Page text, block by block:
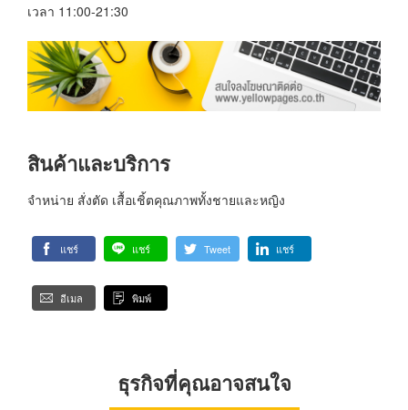
เวลา 11:00-21:30
สินค้าและบริการ
จำหน่าย สั่งตัด เสื้อเชิ้ตคุณภาพทั้งชายและหญิง
แชร์ แชร์ Tweet แชร์
อีเมล พิมพ์
ธุรกิจที่คุณอาจสนใจ